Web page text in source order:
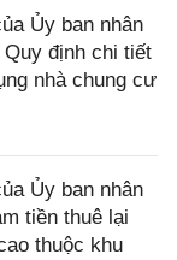
Ủy ban nhân
định chi tiết
nhà chung cư
Ủy ban nhân
tiền thuê lại
thuộc khu